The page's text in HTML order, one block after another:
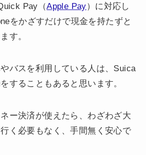
Pay（Apple Pay）に対応し
をかざすだけで現金を持たずと
す。
バスを利用している人は、Suica
することもあると思います。
ー決済が使えたら、わざわざ大
く必要もなく、手間無く安心で